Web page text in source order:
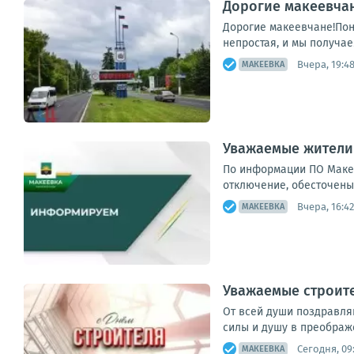
Дорогие
Дорогие
непростая, и мы
МАКЕЕВКА Вчера, 19:48
Уважаемые
По информации ПО
отключение,
МАКЕЕВКА Вчера, 16:42
Уважаемые
От всей души
силы и душу в
МАКЕЕВКА Сегодня,